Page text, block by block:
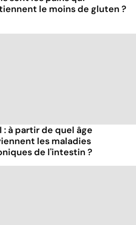
le moins de gluten ?
: à partir de quel âge
les maladies
de l'intestin ?